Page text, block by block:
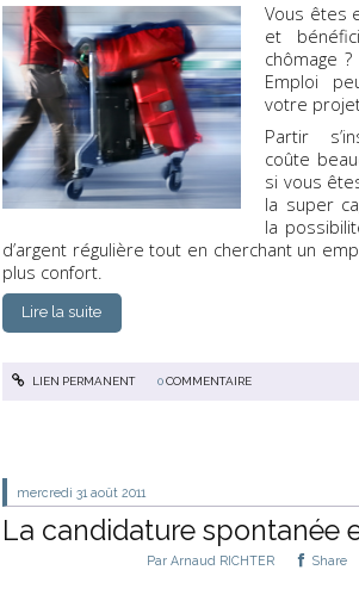
Vous êtes
et
chômage
Emploi
votre
Partir
coûte
si vous
la super
la
d’argent régulière tout en cherchant un
plus confort.
Lire la suite
LIEN PERMANENT 0COMMENTAIRE
mercredi 31 août 2011
La candidature spontanée
Par Arnaud RICHTER Share